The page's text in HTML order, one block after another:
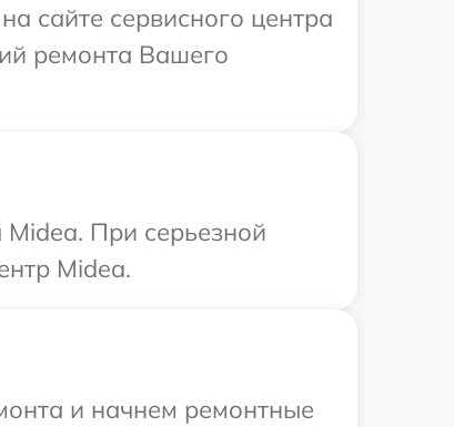
сайте сервисного центра
ремонта Вашего
При серьезной
Midea.
и начнем ремонтные